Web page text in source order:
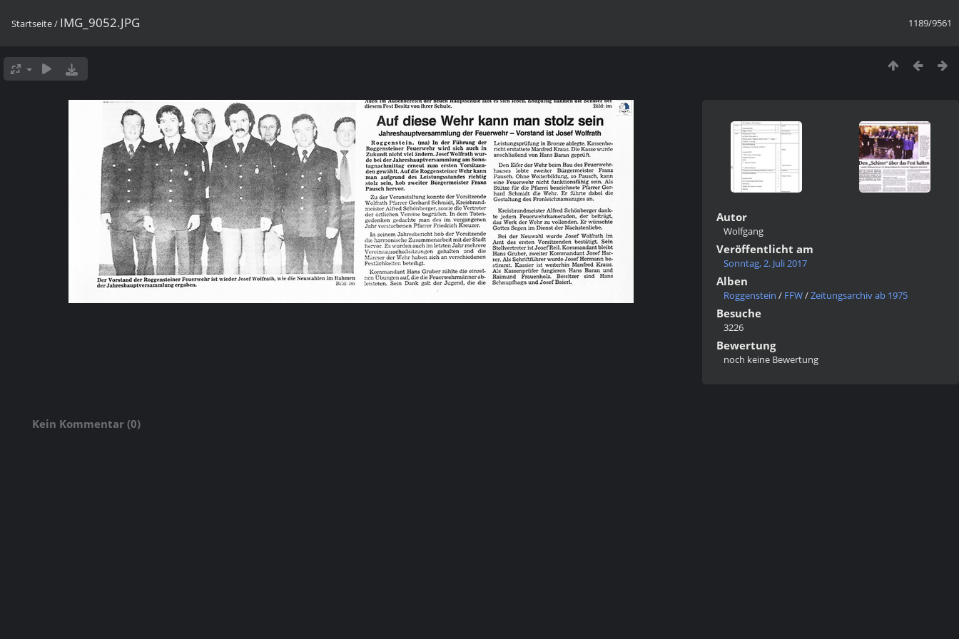
1189/9561
Startseite/ IMG_9052.JPG
Autor
Wolfgang
Veröffentlicht am
Sonntag, 2. Juli 2017
Alben
Roggenstein / FFW/Zeitungsarchiv ab 1975
Besuche
3226
Bewertung
noch keine Bewertung
Kein Kommentar (0)